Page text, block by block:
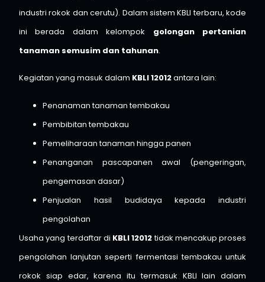
industri rokok dan cerutu). Dalam sistem KBLI terbaru, kode
ini berada dalam kelompok golongan pertanian
tanaman semusim dan tahunan.
Kegiatan yang masuk dalam KBLI 12012antara lain:
Penanaman tanaman tembakau
Pembibitan tembakau
Pemeliharaan tanaman hingga panen
Penanganan pascapanen awal (pengeringan,
pengemasan dasar)
Penjualan hasil budidaya kepada industri
pengolahan
Usaha yang terdaftar di KBLI 12012tidak mencakup proses
pengolahan lanjutan seperti fermentasi tembakau untuk
rokok siap edar, karena itu termasuk KBLI lain dalam